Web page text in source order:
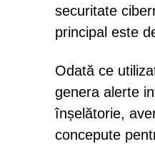
securitate
principal este
Odată ce
genera alerte
înșelătorie,
concepute